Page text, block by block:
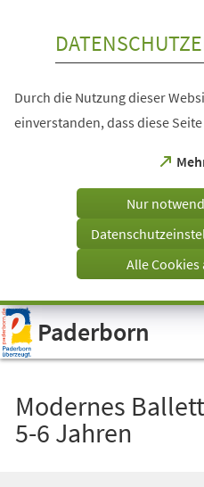
Visuelle
Assistenzsoftware
öffnen.
Durch die Nutzung dieser
einverstanden, dass diese
(Öffnet
einem
Tab)
Nur
Alle
Paderborn
Modernes
5-6 Jahren